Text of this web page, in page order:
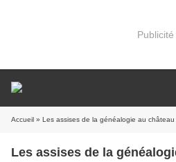
Publicité
Accueil » Les assises de la généalogie au
Les assises de la